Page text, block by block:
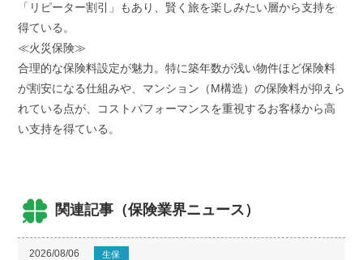
「リピーター割引」もあり、賢く旅を楽しみたい層から支持を
得ている。
≪火災保険≫
合理的な保険料設定が魅力。特に築年数が浅い物件ほど保険料
が割安になる仕組みや、マンション（M構造）の保険料が抑えら
れている点が、コストパフォーマンスを重視するお客様から高
い支持を得ている。
関連記事（保険業界ニュース）
2026/08/06 生保